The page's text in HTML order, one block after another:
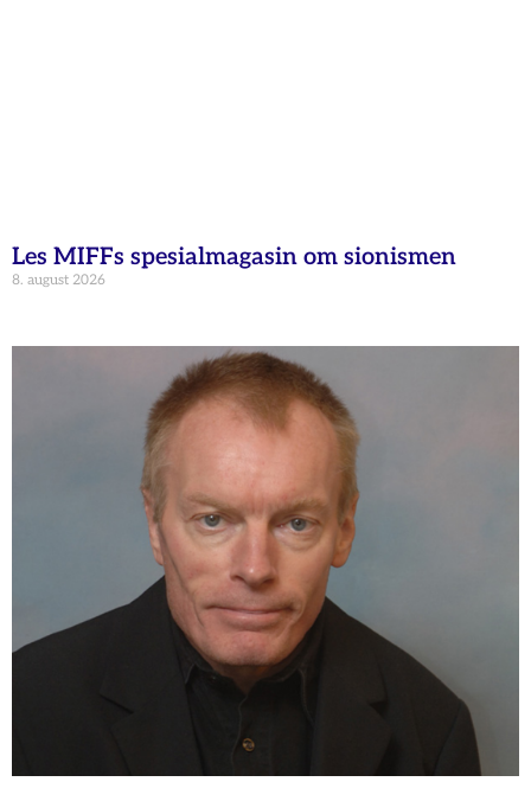
Les MIFFs spesialmagasin om sionismen
8. august 2026